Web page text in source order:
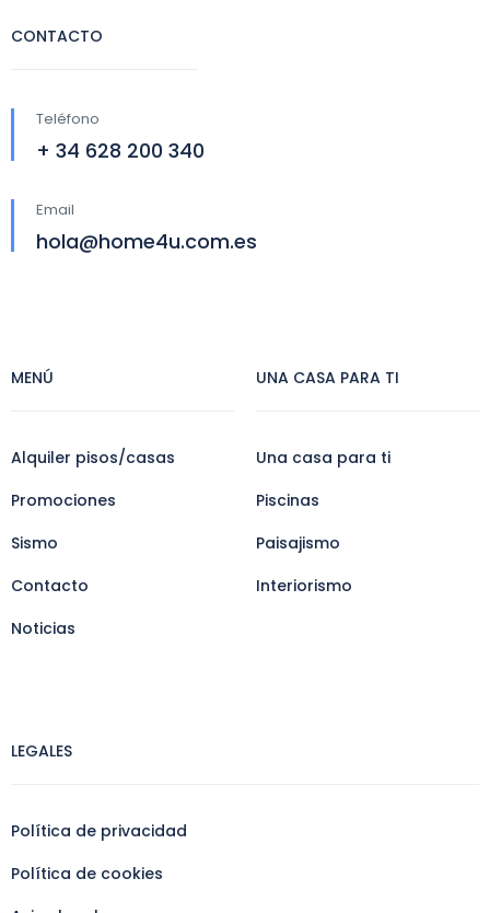
CONTACTO
Teléfono
+ 34 628 200 340
Email
hola@home4u.com.es
MENÚ
Alquiler pisos/casas
Promociones
Sismo
Contacto
Noticias
UNA CASA PARA TI
Una casa para ti
Piscinas
Paisajismo
Interiorismo
LEGALES
Política de privacidad
Política de cookies